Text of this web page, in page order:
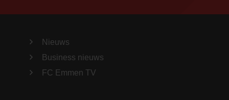
Nieuws
Business nieuws
FC Emmen TV